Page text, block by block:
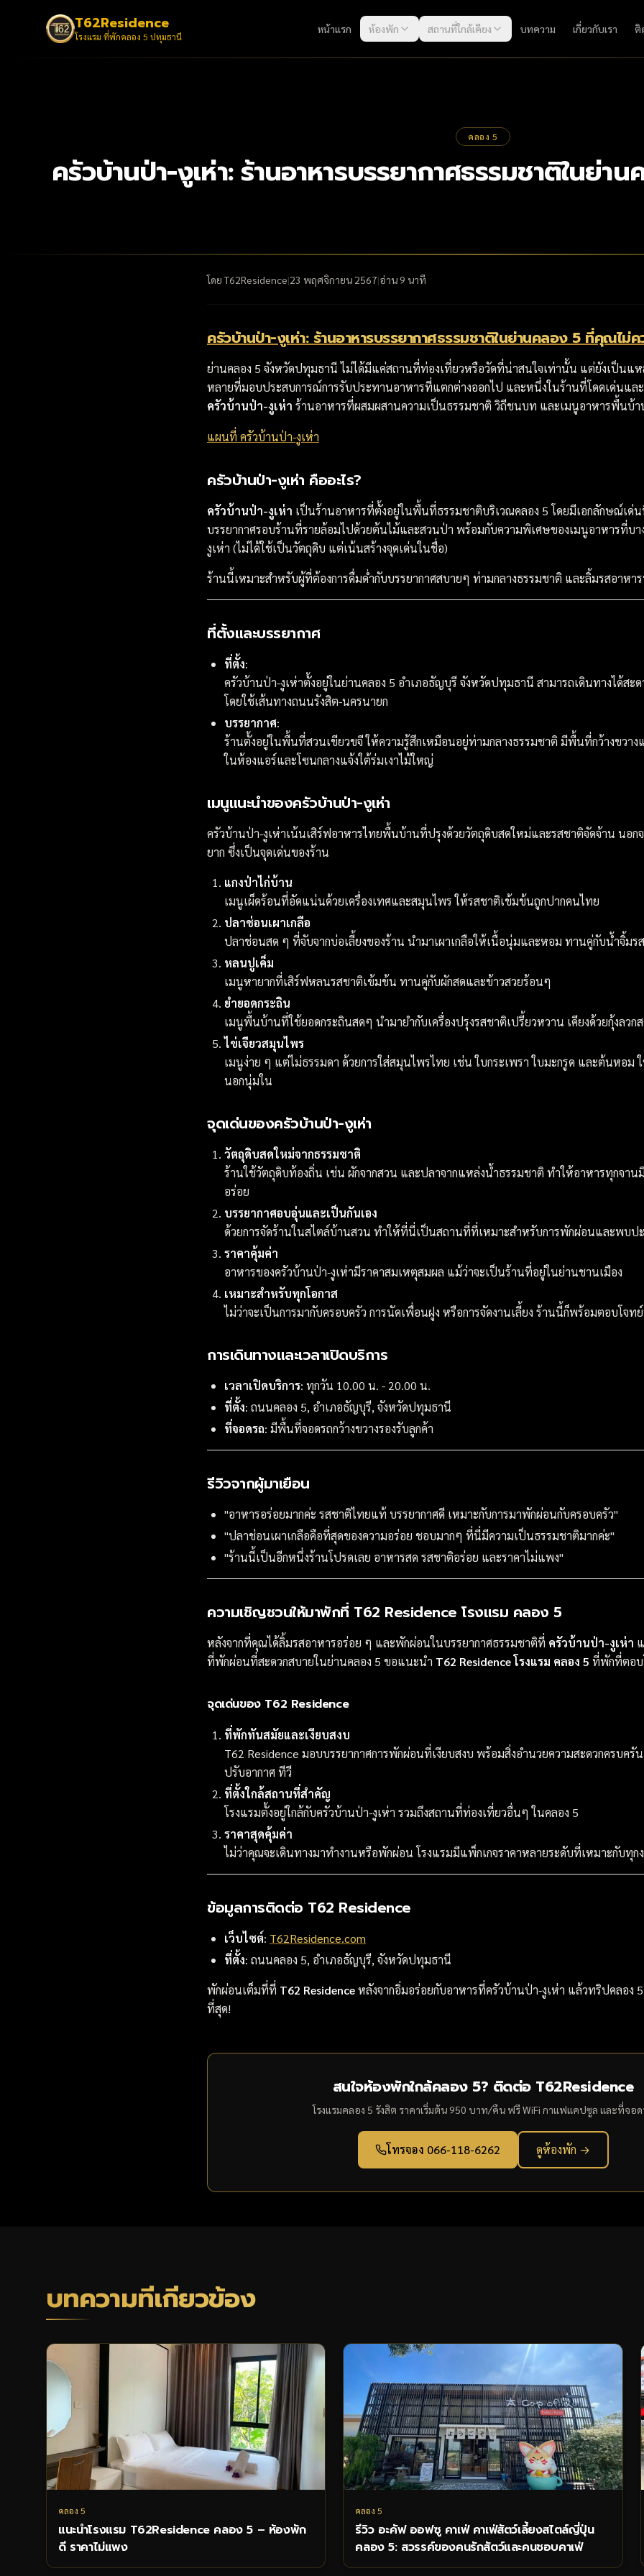
T62Residence
โรงแรม ที่พักคลอง 5 ปทุมธานี
หน้าแรก ห้องพัก สถานที่ใกล้เคียง บทความ เกี่ยวกับเรา ติ
คลอง 5
ครัวบ้านป่า-งูเห่า: ร้านอาหารบรรยากาศธรรมชาติในย่
โดยT62Residence|23 พฤศจิกายน 2567|อ่าน 9 นาที
ครัวบ้านป่า-งูเห่า: ร้านอาหารบรรยากาศธรรมชาติในย่านคลอง 5 ที่คุณไม่
ย่านคลอง 5 จังหวัดปทุมธานี ไม่ได้มีแค่สถานที่ท่องเที่ยวหรือวัดที่น่าสนใจเท่านั้น แต่ยังเป็นแห
หลายที่มอบประสบการณ์การรับประทานอาหารที่แตกต่างออกไป และหนึ่งในร้านที่โดดเด่นแล
ครัวบ้านป่า-งูเห่า ร้านอาหารที่ผสมผสานความเป็นธรรมชาติ วิถีชนบท และเมนูอาหารพื้นบ้
แผนที่ ครัวบ้านป่า-งูเห่า
ครัวบ้านป่า-งูเห่า คืออะไร?
ครัวบ้านป่า-งูเห่า เป็นร้านอาหารที่ตั้งอยู่ในพื้นที่ธรรมชาติบริเวณคลอง 5 โดยมีเอกลักษณ์เด่
บรรยากาศรอบร้านที่รายล้อมไปด้วยต้นไม้และสวนป่า พร้อมกับความพิเศษของเมนูอาหารที่บา
งูเห่า (ไม่ได้ใช้เป็นวัตถุดิบ แต่เน้นสร้างจุดเด่นในชื่อ)
ร้านนี้เหมาะสำหรับผู้ที่ต้องการดื่มด่ำกับบรรยากาศสบายๆ ท่ามกลางธรรมชาติ และลิ้มรสอาห
ที่ตั้งและบรรยากาศ
ที่ตั้ง:
ครัวบ้านป่า-งูเห่าตั้งอยู่ในย่านคลอง 5 อำเภอธัญบุรี จังหวัดปทุมธานี สามารถเดินทางได้สะ
โดยใช้เส้นทางถนนรังสิต-นครนายก
บรรยากาศ:
ร้านตั้งอยู่ในพื้นที่สวนเขียวขจี ให้ความรู้สึกเหมือนอยู่ท่ามกลางธรรมชาติ มีพื้นที่กว้างขวาง
ในห้องแอร์และโซนกลางแจ้งใต้ร่มเงาไม้ใหญ่
เมนูแนะนำของครัวบ้านป่า-งูเห่า
ครัวบ้านป่า-งูเห่าเน้นเสิร์ฟอาหารไทยพื้นบ้านที่ปรุงด้วยวัตถุดิบสดใหม่และรสชาติจัดจ้าน นอก
ยาก ซึ่งเป็นจุดเด่นของร้าน
แกงป่าไก่บ้าน
เมนูเผ็ดร้อนที่อัดแน่นด้วยเครื่องเทศและสมุนไพร ให้รสชาติเข้มข้นถูกปากคนไทย
ปลาช่อนเผาเกลือ
ปลาช่อนสด ๆ ที่จับจากบ่อเลี้ยงของร้าน นำมาเผาเกลือให้เนื้อนุ่มและหอม ทานคู่กับน้ำจิ้มร
หลนปูเค็ม
เมนูหายากที่เสิร์ฟหลนรสชาติเข้มข้น ทานคู่กับผักสดและข้าวสวยร้อนๆ
ยำยอดกระถิน
เมนูพื้นบ้านที่ใช้ยอดกระถินสดๆ นำมายำกับเครื่องปรุงรสชาติเปรี้ยวหวาน เคียงด้วยกุ้งลวก
ไข่เจียวสมุนไพร
เมนูง่าย ๆ แต่ไม่ธรรมดา ด้วยการใส่สมุนไพรไทย เช่น ใบกระเพรา ใบมะกรูด และต้นหอม
นอกนุ่มใน
จุดเด่นของครัวบ้านป่า-งูเห่า
วัตถุดิบสดใหม่จากธรรมชาติ
ร้านใช้วัตถุดิบท้องถิ่น เช่น ผักจากสวน และปลาจากแหล่งน้ำธรรมชาติ ทำให้อาหารทุกจา
อร่อย
บรรยากาศอบอุ่นและเป็นกันเอง
ด้วยการจัดร้านในสไตล์บ้านสวน ทำให้ที่นี่เป็นสถานที่ที่เหมาะสำหรับการพักผ่อนและพบปะ
ราคาคุ้มค่า
อาหารของครัวบ้านป่า-งูเห่ามีราคาสมเหตุสมผล แม้ว่าจะเป็นร้านที่อยู่ในย่านชานเมือง
เหมาะสำหรับทุกโอกาส
ไม่ว่าจะเป็นการมากับครอบครัว การนัดเพื่อนฝูง หรือการจัดงานเลี้ยง ร้านนี้ก็พร้อมตอบโจท
การเดินทางและเวลาเปิดบริการ
เวลาเปิดบริการ: ทุกวัน 10.00 น. - 20.00 น.
ที่ตั้ง: ถนนคลอง 5, อำเภอธัญบุรี, จังหวัดปทุมธานี
ที่จอดรถ: มีพื้นที่จอดรถกว้างขวางรองรับลูกค้า
รีวิวจากผู้มาเยือน
"อาหารอร่อยมากค่ะ รสชาติไทยแท้ บรรยากาศดี เหมาะกับการมาพักผ่อนกับครอบครัว"
"ปลาช่อนเผาเกลือคือที่สุดของความอร่อย ชอบมากๆ ที่นี่มีความเป็นธรรมชาติมากค่ะ"
"ร้านนี้เป็นอีกหนึ่งร้านโปรดเลย อาหารสด รสชาติอร่อย และราคาไม่แพง"
ความเชิญชวนให้มาพักที่ T62 Residence โรงแรม คลอง 5
หลังจากที่คุณได้ลิ้มรสอาหารอร่อย ๆ และพักผ่อนในบรรยากาศธรรมชาติที่ ครัวบ้านป่า-งูเห่า
ที่พักผ่อนที่สะดวกสบายในย่านคลอง 5 ขอแนะนำ T62 Residence โรงแรม คลอง 5 ที่พักที่ตอบ
จุดเด่นของ T62 Residence
ที่พักทันสมัยและเงียบสงบ
T62 Residence มอบบรรยากาศการพักผ่อนที่เงียบสงบ พร้อมสิ่งอำนวยความสะดวกครบครัน
ปรับอากาศ ทีวี
ที่ตั้งใกล้สถานที่สำคัญ
โรงแรมตั้งอยู่ใกล้กับครัวบ้านป่า-งูเห่า รวมถึงสถานที่ท่องเที่ยวอื่นๆ ในคลอง 5
ราคาสุดคุ้มค่า
ไม่ว่าคุณจะเดินทางมาทำงานหรือพักผ่อน โรงแรมมีแพ็กเกจราคาหลายระดับที่เหมาะกับทุ
ข้อมูลการติดต่อ T62 Residence
เว็บไซต์: T62Residence.com
ที่ตั้ง: ถนนคลอง 5, อำเภอธัญบุรี, จังหวัดปทุมธานี
พักผ่อนเต็มที่ที่ T62 Residenceหลังจากอิ่มอร่อยกับอาหารที่ครัวบ้านป่า-งูเห่า แล้วทริปคลอง
ที่สุด!
สนใจห้องพักใกล้คลอง 5? ติดต่อ T62Residence
โรงแรมคลอง 5 รังสิต ราคาเริ่มต้น 950 บาท/คืน ฟรี WiFi กาแฟแคปซูล และที่จอด
โทรจอง 066-118-6262 ดูห้องพัก →
บทความที่เกี่ยวข้อง
คลอง 5
แนะนำโรงแรม T62Residence คลอง 5 – ห้องพัก
ดี ราคาไม่แพง
คลอง 5
รีวิว อะคัฟ ออฟซู คาเฟ่ คาเฟ่สัตว์เลี้ยงสไตล์ญี่ปุ่น
คลอง 5: สวรรค์ของคนรักสัตว์และคนชอบคาเฟ่